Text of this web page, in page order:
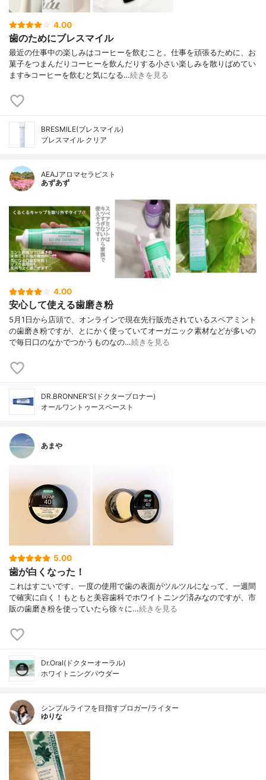
4.00
歯のためにブレスマイル
最近の仕事中の楽しみはコーヒーを飲むこと。仕事を頑張るために、お
菓子をつまんだりコーヒーを飲んだりする小さい楽しみを散りばめてい
ます☕️コーヒーを飲むと気になる…続きを見る
BRESMILE(ブレスマイル)
ブレスマイル クリア
AEAJアロマセラピスト
あずあず
4.00
安心して使える歯磨き粉
5月1日から店頭で、オンラインで現在先行販売されているスペアミント
の歯磨き粉ですが、とにかく使っていてオーガニック素材などが多いの
で毎日口のなかでつかうものなの…続きを見る
DR.BRONNER'S(ドクターブロナー)
オールワントゥースペースト
あまや
5.00
歯が白くなった！
これはすごいです。一度の使用で歯の表面がツルツルになって、一週間
で確実に白く！もともと美容歯科でホワイトニング済みなのですが、市
販の歯磨き粉を使っていたら徐々に…続きを見る
Dr.Oral(ドクターオーラル)
ホワイトニングパウダー
シンプルライフを目指すブロガー/ライター
ゆりな